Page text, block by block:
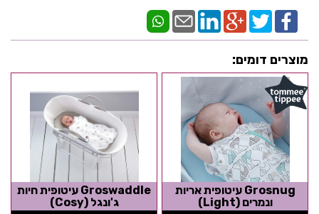
מוצרים דומים:
Grosnug עיטופית אריות
ונמרים (Light)
Groswaddle עיטופית חיות
ג'ונגל (Cosy)